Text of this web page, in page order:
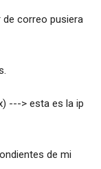
de correo pusiera
---> esta es la ip
de mi